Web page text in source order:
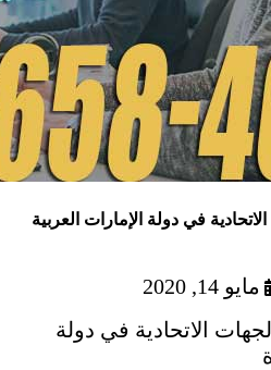
في دولة الإمارات العربية
مايو 14, 2020
الاتحادية في دولة